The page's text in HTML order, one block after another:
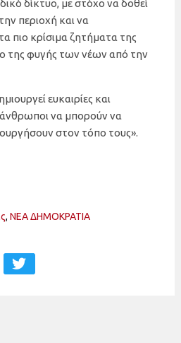
δίκτυο, με στόχο να δοθεί
περιοχή και να
πιο κρίσιμα ζητήματα της
της φυγής των νέων από την
ευκαιρίες και
να μπορούν να
στον τόπο τους».
, ΝΕΑ ΔΗΜΟΚΡΑΤΙΑ